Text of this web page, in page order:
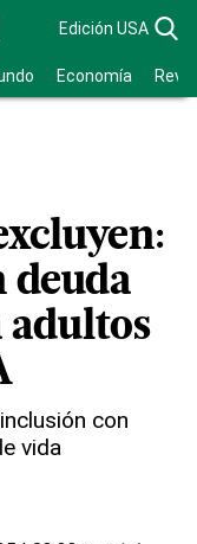
Edición USA
Economía
deuda
adultos
con
vida